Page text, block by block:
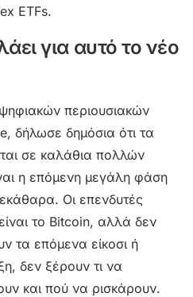
ETFs.
για αυτό το νέο
περιουσιακών
δήλωσε δημόσια ότι τα
σε καλάθια πολλών
η επόμενη μεγάλη φάση
Οι επενδυτές
το Bitcoin, αλλά δεν
τα επόμενα είκοσι ή
δεν ξέρουν τι να
και πού να ρισκάρουν.